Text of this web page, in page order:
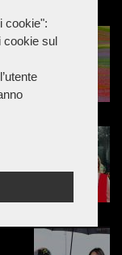
cookie":
cookie sul